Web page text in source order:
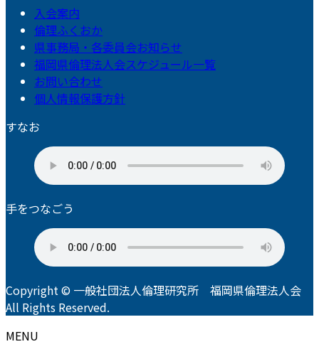
入会案内
倫理ふくおか
県事務局・各委員会お知らせ
福岡県倫理法人会スケジュール一覧
お問い合わせ
個人情報保護方針
すなお
手をつなごう
Copyright © 一般社団法人倫理研究所 福岡県倫理法人会
All Rights Reserved.
MENU